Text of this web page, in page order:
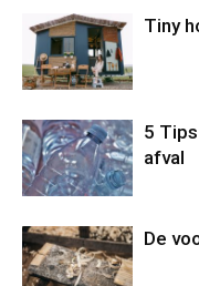
Tiny
5
afval
De